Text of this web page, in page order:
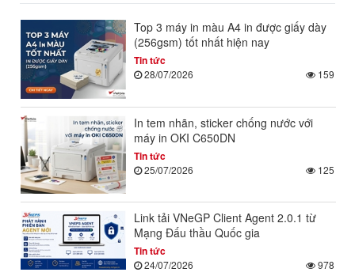
Top 3 máy in màu A4 in được giấy dày
(256gsm) tốt nhất hiện nay
Tin tức
28/07/2026 159
In tem nhãn, sticker chống nước với
máy in OKI C650DN
Tin tức
25/07/2026 125
Link tải VNeGP Client Agent 2.0.1 từ
Mạng Đấu thầu Quốc gia
Tin tức
24/07/2026 978